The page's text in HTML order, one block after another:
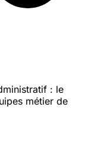
: le
métier de